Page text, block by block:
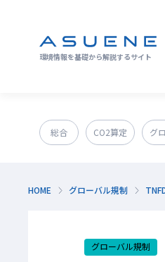
環境情報を基礎から解説するサイト
総合 CO2算定 グ
HOME グローバル規制
グローバル規制